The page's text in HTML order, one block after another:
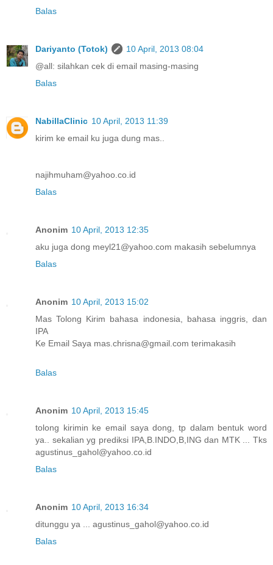
Balas
Dariyanto (Totok)
10 April, 2013 08:04
@all: silahkan cek di email masing-masing
Balas
NabillaClinic 10 April, 2013 11:39
kirim ke email ku juga dung mas..
najihmuham@yahoo.co.id
Balas
Anonim 10 April, 2013 12:35
aku juga dong meyl21@yahoo.com makasih sebelumnya
Balas
Anonim 10 April, 2013 15:02
Mas Tolong Kirim bahasa indonesia, bahasa inggris, dan
IPA
Ke Email Saya mas.chrisna@gmail.com terimakasih
Balas
Anonim 10 April, 2013 15:45
tolong kirimin ke email saya dong, tp dalam bentuk word
ya.. sekalian yg prediksi IPA,B.INDO,B,ING dan MTK ... Tks
agustinus_gahol@yahoo.co.id
Balas
Anonim 10 April, 2013 16:34
ditunggu ya ... agustinus_gahol@yahoo.co.id
Balas